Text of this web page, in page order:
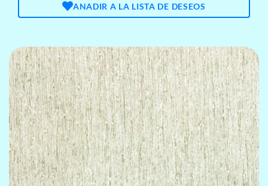
ANADIR A LA LISTA DE DESEOS